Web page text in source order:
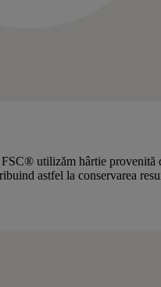
FSC® utilizăm hârtie provenită
astfel la conservarea